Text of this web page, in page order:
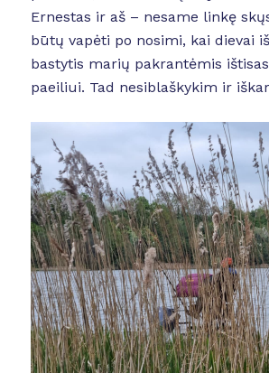
Ernestas ir aš – nesame linkę
būtų vapėti po nosimi, kai dievai
bastytis marių pakrantėmis
paeiliui. Tad nesiblaškykim ir